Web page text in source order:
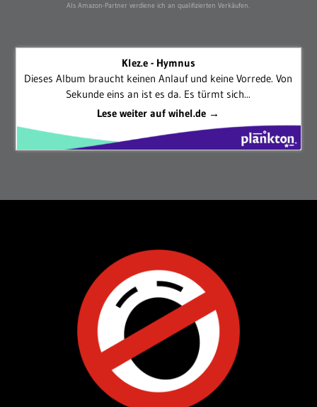
Als Amazon-Partner verdiene ich an qualifizierten Verkäufen.
Klez.e - Hymnus
Dieses Album braucht keinen Anlauf und keine Vorrede. Von
Sekunde eins an ist es da. Es türmt sich...
Lese weiter auf wihel.de →